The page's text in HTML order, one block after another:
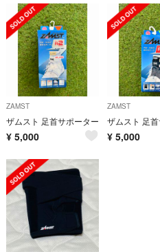
ZAMST
ザムスト 足首サポーター
¥ 5,000
ZAMST
ザムスト 足
¥ 5,000